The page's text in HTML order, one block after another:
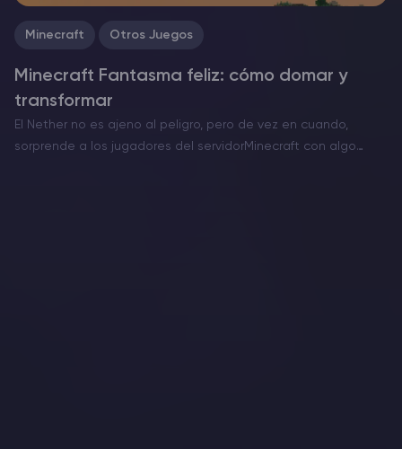
Minecraft Otros Juegos
Minecraft Fantasma feliz: cómo domar y
transformar
El Nether no es ajeno al peligro, pero de vez en cuando,
sorprende a los jugadores del servidorMinecraft con algo